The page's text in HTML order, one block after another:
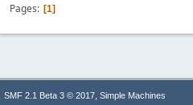
Pages 1
SMF 2.1 Beta 3 © 2017, Simple Machines